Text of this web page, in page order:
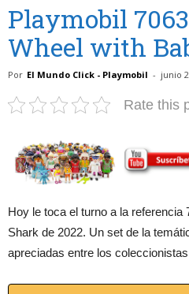
Playmobil
Wheel with
Por El Mundo Click - Playmobil - junio
Rate this
Hoy le toca el turno a la referencia
Shark de 2022. Un set de la
apreciadas entre los